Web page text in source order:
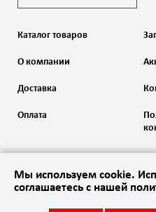
Каталог товаров
О компании
Доставка
Оплата
Мы используем cookie.
соглашаетесь с нашей